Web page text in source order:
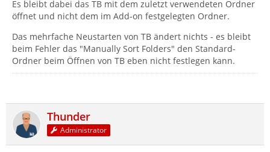
Es bleibt dabei das TB mit dem zuletzt verwendeten Ordner
öffnet und nicht dem im Add-on festgelegten Ordner.
Das mehrfache Neustarten von TB ändert nichts - es bleibt
beim Fehler das "Manually Sort Folders" den Standard-
Ordner beim Öffnen von TB eben nicht festlegen kann.
Thunder
Administrator